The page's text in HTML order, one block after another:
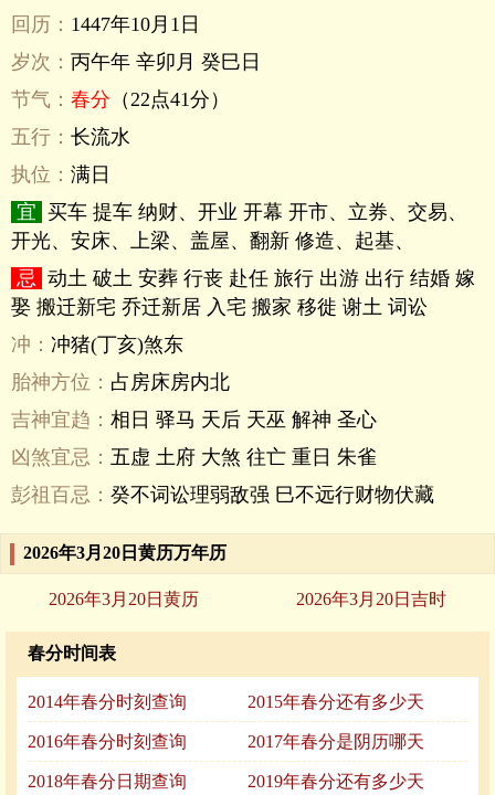
回历： 1447年10月1日
岁次： 丙午年 辛卯月 癸巳日
节气： 春分 （22点41分）
五行： 长流水
执位： 满日
宜 买车 提车 纳财、开业 开幕 开市、立券、交易、
开光、安床、上梁、盖屋、翻新 修造、起基、
忌 动土 破土 安葬 行丧 赴任 旅行 出游 出行 结婚 嫁
娶 搬迁新宅 乔迁新居 入宅 搬家 移徙 谢土 词讼
冲： 冲猪(丁亥)煞东
胎神方位： 占房床房内北
吉神宜趋： 相日 驿马 天后 天巫 解神 圣心
凶煞宜忌： 五虚 土府 大煞 往亡 重日 朱雀
彭祖百忌： 癸不词讼理弱敌强 巳不远行财物伏藏
2026年3月20日黄历万年历
2026年3月20日黄历 2026年3月20日吉时
春分时间表
2014年春分时刻查询 2015年春分还有多少天
2016年春分时刻查询 2017年春分是阴历哪天
2018年春分日期查询 2019年春分还有多少天